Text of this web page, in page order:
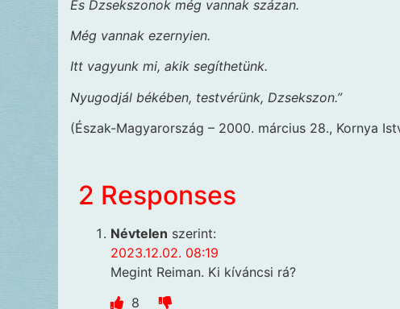
És Dzsekszonok még vannak százan.
Még vannak ezernyien.
Itt vagyunk mi, akik segíthetünk.
Nyugodjál békében, testvérünk, Dzsekszon.”
(Észak-Magyarország – 2000. március 28., Kornya
2 Responses
Névtelen szerint:
2023.12.02. 08:19
Megint Reiman. Ki kíváncsi rá?
8